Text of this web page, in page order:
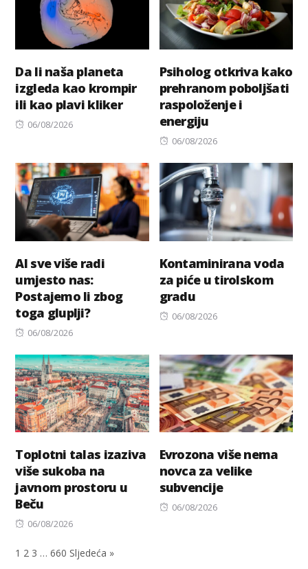
Da li naša planeta
izgleda kao krompir
ili kao plavi kliker
Posted
06/08/2026
Psiholog otkriva kako
prehranom poboljšati
raspoloženje i
energiju
Posted
06/08/2026
AI sve više radi
umjesto nas:
Postajemo li zbog
toga gluplji?
Posted
06/08/2026
Kontaminirana voda
za piće u tirolskom
gradu
Posted
06/08/2026
Toplotni talas izaziva
više sukoba na
javnom prostoru u
Beču
Posted
06/08/2026
Evrozona više nema
novca za velike
subvencije
Posted
06/08/2026
1 2 3 … 660 Sljedeća »